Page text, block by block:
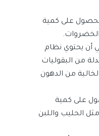
على كمية
أن يحتوي نظام
من البقوليات
من الدهون
على كمية
الحليب واللبن